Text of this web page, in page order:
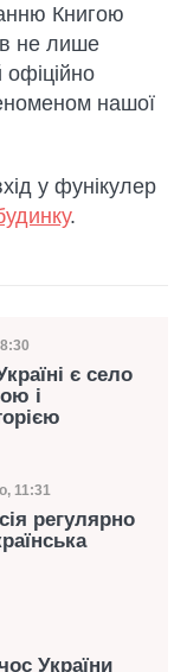
Книгою
не лише
офіційно
нашої
у фунікулер
.
є село
і
11:31
регулярно
України